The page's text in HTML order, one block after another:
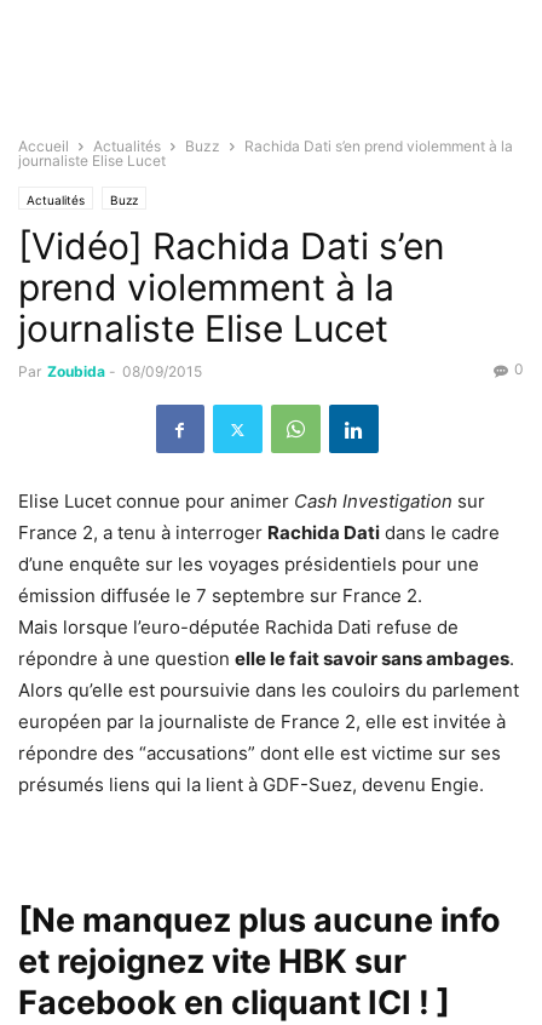
Accueil Actualités Buzz
Rachida Dati s’en prend violemment à la
journaliste Elise Lucet
Actualités Buzz
[Vidéo] Rachida Dati s’en
prend violemment à la
journaliste Elise Lucet
Par Zoubida - 08/09/2015 0
Elise Lucet connue pour animer Cash Investigation sur
France 2, a tenu à interroger Rachida Dati dans le cadre
d’une enquête sur les voyages présidentiels pour une
émission diffusée le 7 septembre sur France 2.
Mais lorsque l’euro-députée Rachida Dati refuse de
répondre à une question elle le fait savoir sans ambages.
Alors qu’elle est poursuivie dans les couloirs du parlement
européen par la journaliste de France 2, elle est invitée à
répondre des “accusations” dont elle est victime sur ses
présumés liens qui la lient à GDF-Suez, devenu Engie.
[Ne manquez plus aucune info
et rejoignez vite HBK sur
Facebook en cliquant ICI ! ]